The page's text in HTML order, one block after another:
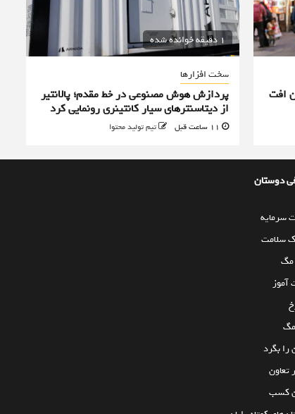
افت
1 دقیقه خوانده شده
سخت افزارها
پردازش هوش مصنوعی در خط مقدم؛ پالانتیر
از دیتاسنترهای سیار کانتینری رونمایی کرد
تیم تولید محتوا
دوستان
سرمایه
سلامت
مگ
را بگرد
تعاون
کسب